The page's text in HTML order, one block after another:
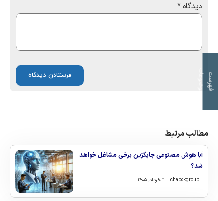
ف
ه
ر
س
ت
م
و
ض
و
ع
ات
دیدگاه *
مطالب مرتبط
آیا هوش مصنوعی جایگزین برخی مشاغل خواهد
شد؟
chabokgroup ۱۱ خرداد, ۱۴۰۵